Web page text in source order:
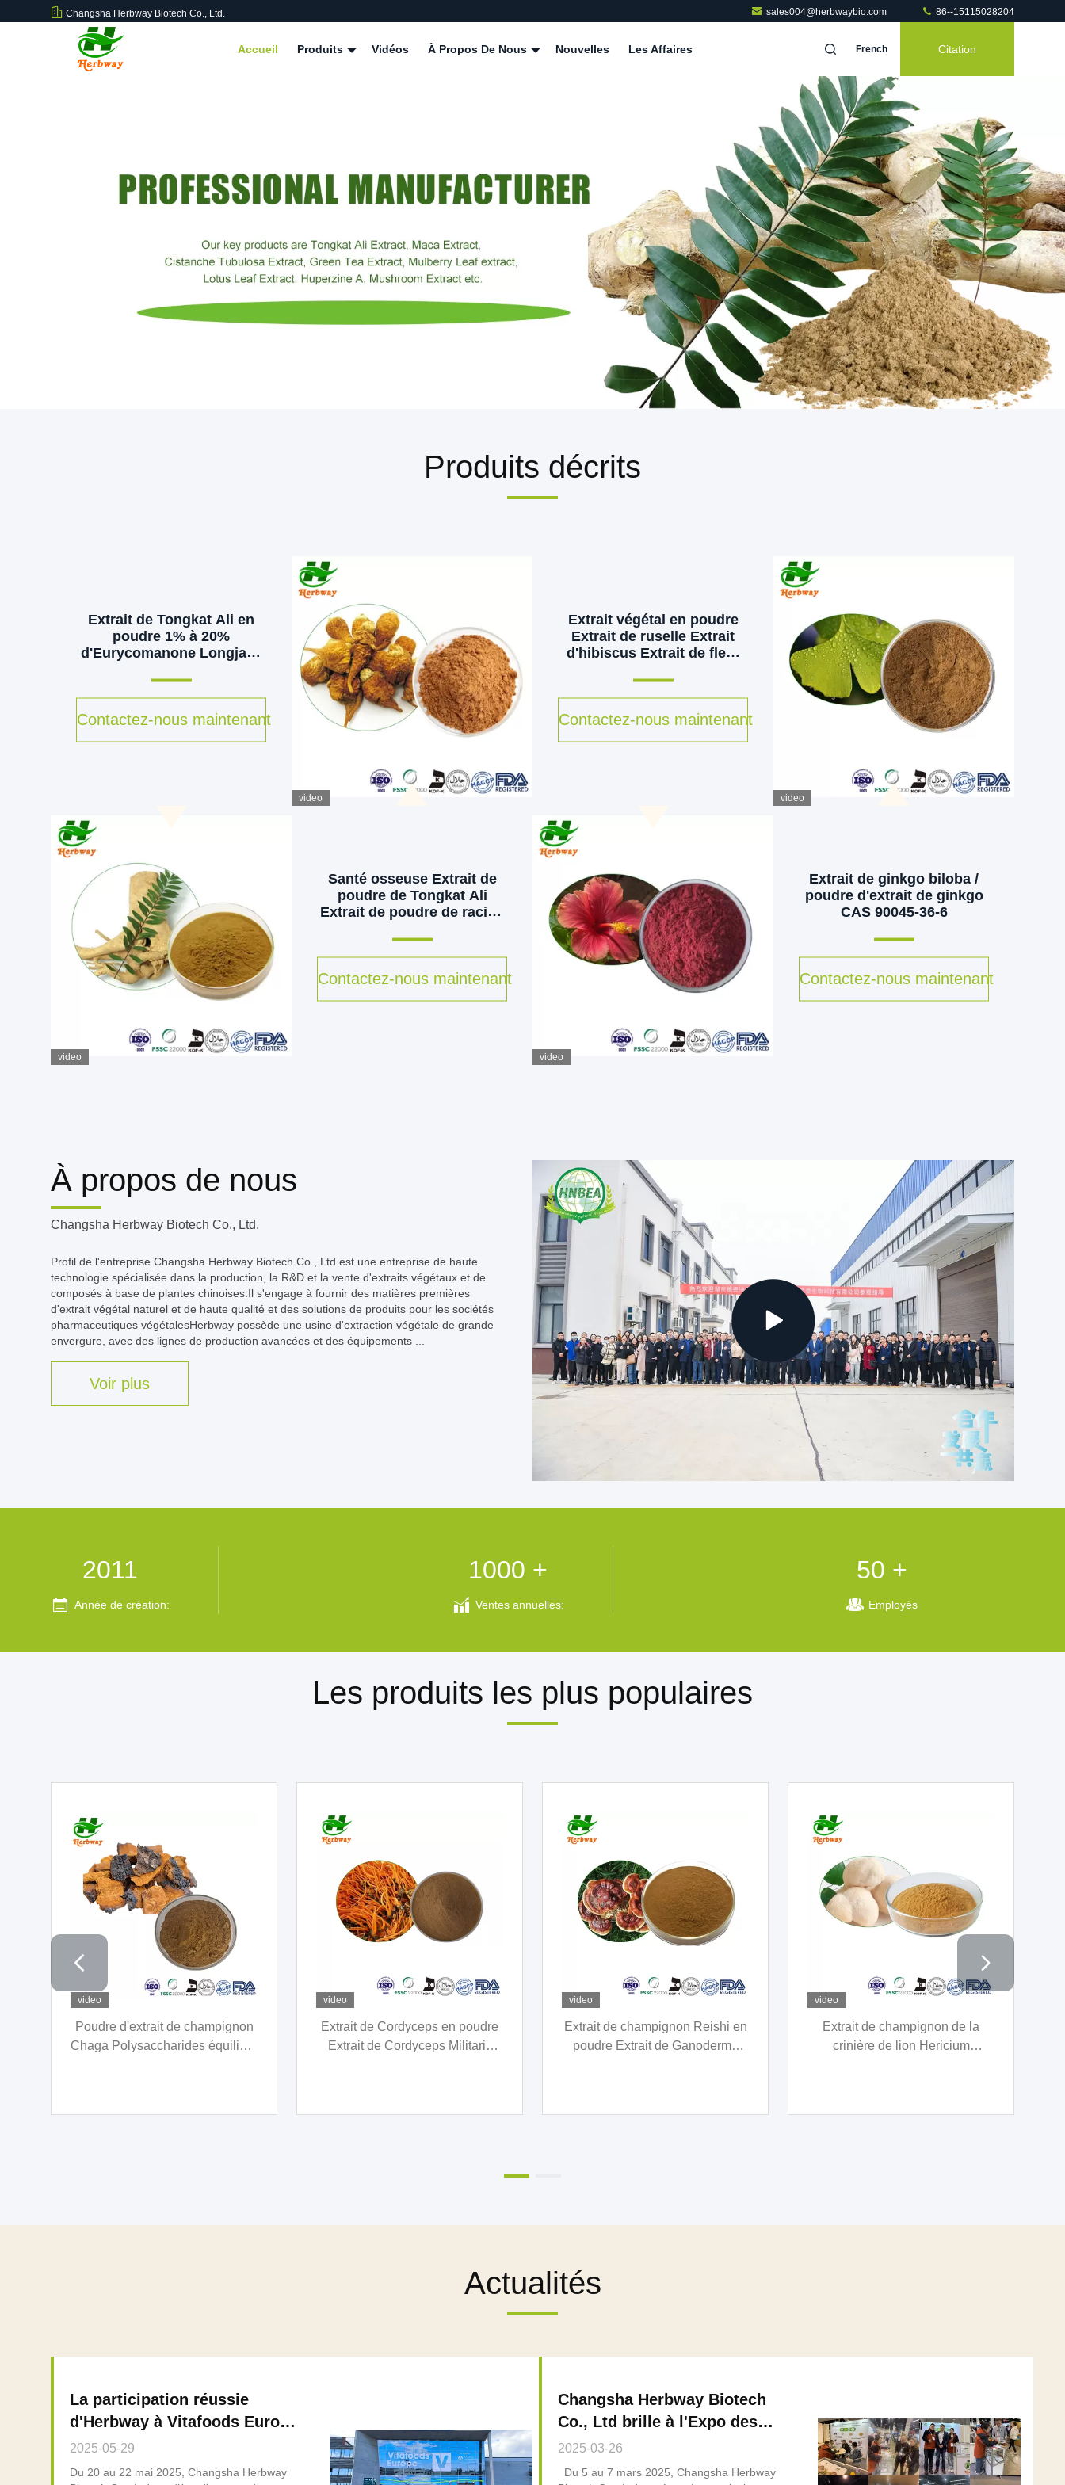
Changsha Herbway Biotech Co., Ltd. sales004@herbwaybio.com 86--15115028204
Accueil Produits Vidéos À Propos De Nous Nouvelles Les Affaires French Citation
Produits décrits
Extrait de Tongkat Ali en
poudre 1% à 20%
d'Eurycomanone Longjack
84633-29-4
Contactez-nous maintenant
video
video
Santé osseuse Extrait de
poudre de Tongkat Ali
Extrait de poudre de racine
Contactez-nous maintenant
Extrait végétal en poudre
Extrait de ruselle Extrait
d'hibiscus Extrait de fleur
Contactez-nous maintenant
video
video
Extrait de ginkgo biloba /
poudre d'extrait de ginkgo
CAS 90045-36-6
Contactez-nous maintenant
À propos de nous
Changsha Herbway Biotech Co., Ltd.
Profil de l'entreprise Changsha Herbway Biotech Co., Ltd est une entreprise de haute
technologie spécialisée dans la production, la R&D et la vente d'extraits végétaux et de
composés à base de plantes chinoises.Il s'engage à fournir des matières premières
d'extrait végétal naturel et de haute qualité et des solutions de produits pour les sociétés
pharmaceutiques végétalesHerbway possède une usine d'extraction végétale de grande
envergure, avec des lignes de production avancées et des équipements ...
Voir plus
2011
Année de création:
1000 +
Ventes annuelles:
50 +
Employés
Les produits les plus populaires
video
Extrait végétal en poudre Extrait
de feuille de lierre Hederacoside
video
Extrait de feuille de lotus PE de
feuille de lotus 1% 2% nuciférine
video
Extrait végétal en poudre Extrait
de feuille de mûrier 1% -10%
video
Extrait végétal en poudre Extrait
d'aloe Vera Extrait d'aloe 10% à
Actualités
La participation réussie
d'Herbway à Vitafoods Europe
2025 à Barcelone
2025-05-29
Du 20 au 22 mai 2025, Changsha Herbway
Changsha Herbway Biotech
Co., Ltd brille à l'Expo des
produits naturels Ouest 2025!
2025-03-26
Du 5 au 7 mars 2025, Changsha Herbway